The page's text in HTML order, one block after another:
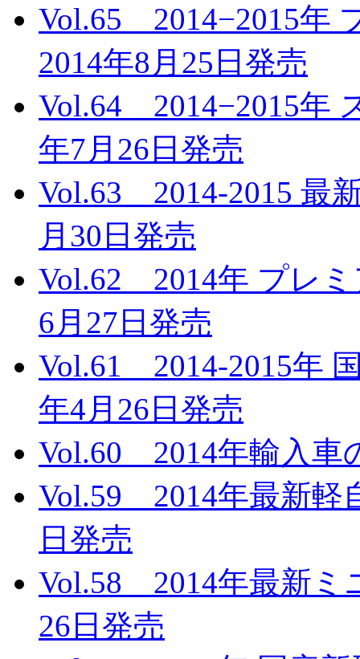
Vol.65 2014−2015年
2014年8月25日発売
Vol.64 2014−2015年
年7月26日発売
Vol.63 2014-2015 最
月30日発売
Vol.62 2014年 プレ
6月27日発売
Vol.61 2014-2015年
年4月26日発売
Vol.60 2014年輸入車
Vol.59 2014年最新軽
日発売
Vol.58 2014年最新ミ
26日発売